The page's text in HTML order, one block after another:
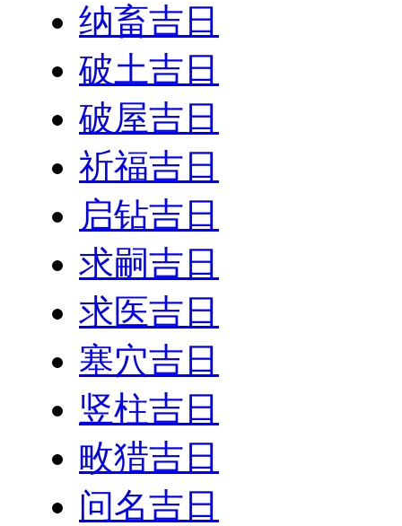
纳畜吉日
破土吉日
破屋吉日
祈福吉日
启钻吉日
求嗣吉日
求医吉日
塞穴吉日
竖柱吉日
畋猎吉日
问名吉日